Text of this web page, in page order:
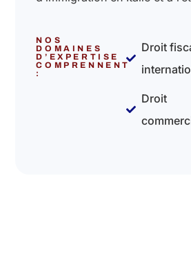
NOS
DOMAINES
D’EXPERTISE
COMPRENNENT
:
Droit
Droit